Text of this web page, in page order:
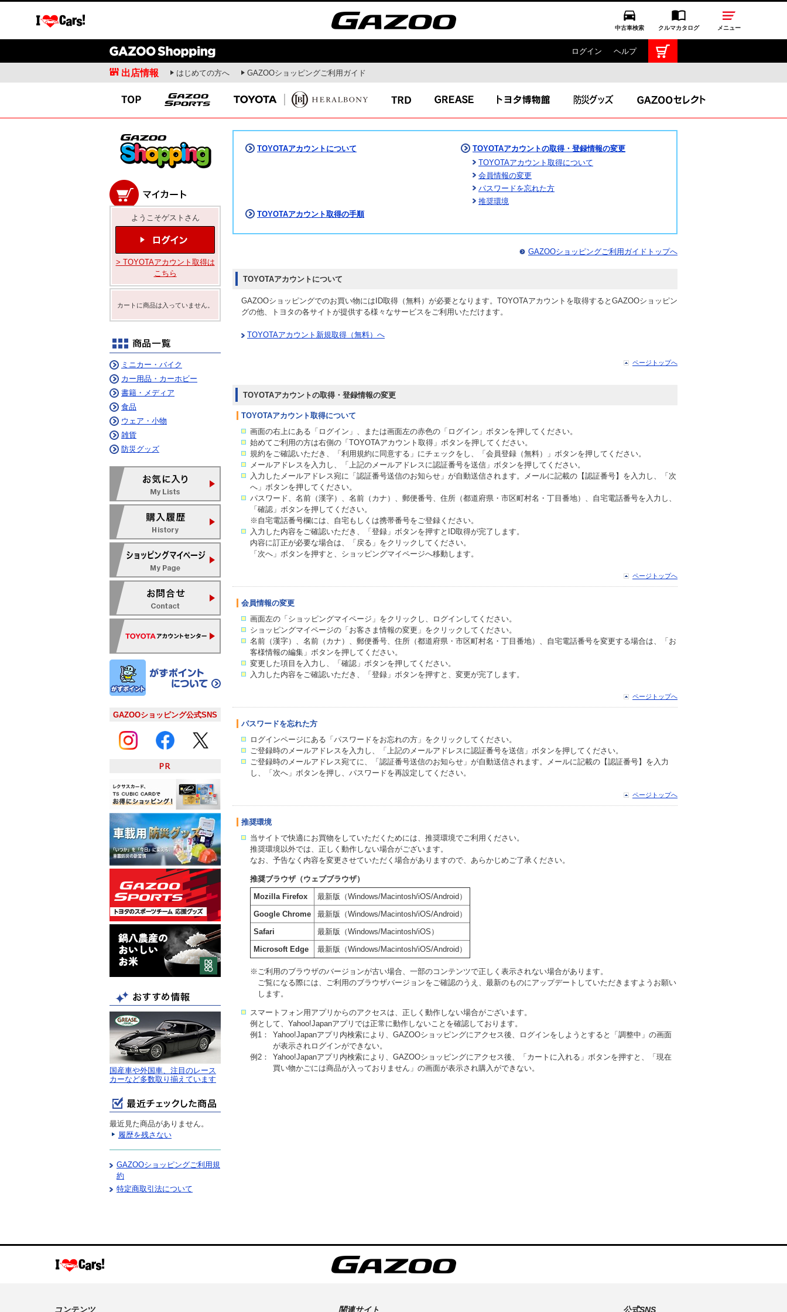
中古車検索 クルマカタログ メニュー
オフミーティング
クルマ情報
新車ニュース
試乗記
商品解説
開発者インタビュー
モビリティ
MaaS
コネクティッド
スマートシティ
ドライブルート
モータースポーツ コラム・エッセイ
安東弘樹連載コラム
寺田昌弘連載コラム
山田弘樹連載コラム
レポーター(お)ねえさん連載コラ
ム
ガズー博物館
最新ニュース
GAZOO SPORTS
GAZOO Shopping
検索
ログイン ヘルプ
出店情報 はじめての方へ GAZOOショッピングご利用ガイド
TOYOTAアカウントについて
TOYOTAアカウントの取得・登録情報の変更
TOYOTAアカウント取得について
会員情報の変更
パスワードを忘れた方
推奨環境
TOYOTAアカウント取得の手順
GAZOOショッピングご利用ガイドトップへ
TOYOTAアカウントについて
GAZOOショッピングでのお買い物にはID取得（無料）が必要となります。TOYOTAアカウントを取得するとGAZOOショッピン
グの他、トヨタの各サイトが提供する様々なサービスをご利用いただけます。
TOYOTAアカウント新規取得（無料）へ
ページトップへ
TOYOTAアカウントの取得・登録情報の変更
TOYOTAアカウント取得について
画面の右上にある「ログイン」、または画面左の赤色の「ログイン」ボタンを押してください。
始めてご利用の方は右側の「TOYOTAアカウント取得」ボタンを押してください。
規約をご確認いただき、「利用規約に同意する」にチェックをし、「会員登録（無料）」ボタンを押してください。
メールアドレスを入力し、「上記のメールアドレスに認証番号を送信」ボタンを押してください。
入力したメールアドレス宛に「認証番号送信のお知らせ」が自動送信されます。メールに記載の【認証番号】を入力し、「次
へ」ボタンを押してください。
パスワード、名前（漢字）、名前（カナ）、郵便番号、住所（都道府県・市区町村名・丁目番地）、自宅電話番号を入力し、
「確認」ボタンを押してください。
※自宅電話番号欄には、自宅もしくは携帯番号をご登録ください。
入力した内容をご確認いただき、「登録」ボタンを押すとID取得が完了します。
内容に訂正が必要な場合は、「戻る」をクリックしてください。
「次へ」ボタンを押すと、ショッピングマイページへ移動します。
ページトップへ
会員情報の変更
画面左の「ショッピングマイページ」をクリックし、ログインしてください。
ショッピングマイページの「お客さま情報の変更」をクリックしてください。
名前（漢字）、名前（カナ）、郵便番号、住所（都道府県・市区町村名・丁目番地）、自宅電話番号を変更する場合は、「お
客様情報の編集」ボタンを押してください。
変更した項目を入力し、「確認」ボタンを押してください。
入力した内容をご確認いただき、「登録」ボタンを押すと、変更が完了します。
ページトップへ
パスワードを忘れた方
ログインページにある「パスワードをお忘れの方」をクリックしてください。
ご登録時のメールアドレスを入力し、「上記のメールアドレスに認証番号を送信」ボタンを押してください。
ご登録時のメールアドレス宛てに、「認証番号送信のお知らせ」が自動送信されます。メールに記載の【認証番号】を入力
し、「次へ」ボタンを押し、パスワードを再設定してください。
ページトップへ
推奨環境
当サイトで快適にお買物をしていただくためには、推奨環境でご利用ください。
推奨環境以外では、正しく動作しない場合がございます。
なお、予告なく内容を変更させていただく場合がありますので、あらかじめご了承ください。
推奨ブラウザ（ウェブブラウザ）
Mozilla Firefox
最新版（Windows/Macintosh/iOS/Android）
Google Chrome
最新版（Windows/Macintosh/iOS/Android）
Safari
最新版（Windows/Macintosh/iOS）
Microsoft Edge
最新版（Windows/Macintosh/iOS/Android）
※ ご利用のブラウザのバージョンが古い場合、一部のコンテンツで正しく表示されない場合があります。
ご覧になる際には、ご利用のブラウザバージョンをご確認のうえ、最新のものにアップデートしていただきますようお願い
します。
スマートフォン用アプリからのアクセスは、正しく動作しない場合がございます。
例として、Yahoo!Japanアプリでは正常に動作しないことを確認しております。
例1：
Yahoo!Japanアプリ内検索により、GAZOOショッピングにアクセス後、ログインをしようとすると「調整中」の画面
が表示されログインができない。
例2：
Yahoo!Japanアプリ内検索により、GAZOOショッピングにアクセス後、「カートに入れる」ボタンを押すと、「現在
買い物かごには商品が入っておりません」の画面が表示され購入ができない。
ようこそゲストさん
> TOYOTAアカウント取得は
こちら
カートに商品は入っていません。
ミニカー・バイク
カー用品・カーホビー
書籍・メディア
食品
ウェア・小物
雑貨
防災グッズ
GAZOOショッピング公式SNS
国産車や外国車、注目のレース
カーなど多数取り揃えています
最近見た商品がありません。
履歴を残さない
GAZOOショッピングご利用規
約
特定商取引法について
コンテンツ 関連サイト 公式SNS